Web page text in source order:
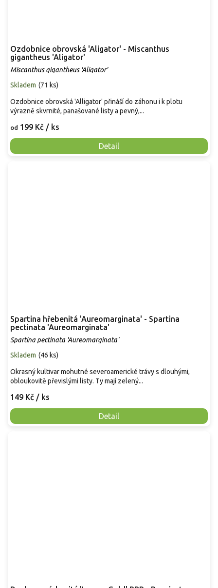
Ozdobnice obrovská 'Aligator' - Miscanthus
gigantheus 'Aligator'
Miscanthus gigantheus 'Aligator'
Skladem (71 ks)
od 199 Kč / ks
Detail
Ozdobnice obrovská 'Alligator' přináší do záhonu i k plotu
výrazně skvrnité, panašované listy a pevný,...
Spartina hřebenitá 'Aureomarginata' - Spartina
pectinata 'Aureomarginata'
Spartina pectinata 'Aureomarginata'
Skladem (46 ks)
149 Kč / ks
Detail
Okrasný kultivar mohutné severoamerické trávy s dlouhými,
obloukovitě převislými listy. Ty mají zelený...